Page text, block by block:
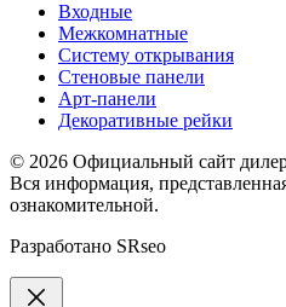
Входные
Межкомнатные
Систему открывания
Стеновые панели
Арт-панели
Декоративные рейки
© 2026 Официальный сайт
Вся информация,
ознакомительной.
Разработано SRseo